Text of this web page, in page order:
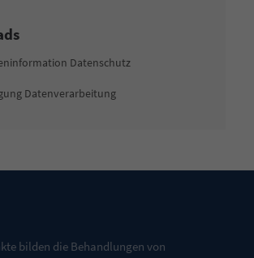
Datenschutz
Datenverarbeitung
bilden die Behandlungen von